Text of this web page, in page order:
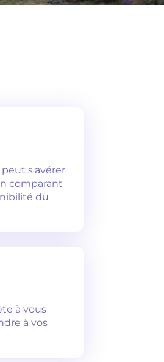
s'avérer
comparant
du
à vous
à vos